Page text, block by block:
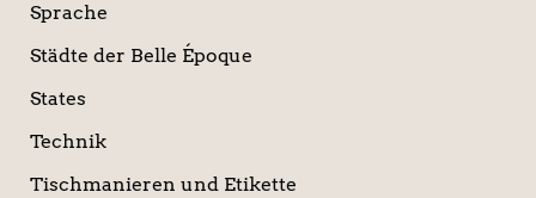
Sprache
Städte der Belle Époque
States
Technik
Tischmanieren und Etikette